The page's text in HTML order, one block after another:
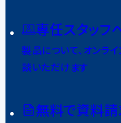
専任スタッフ
製品について、オンラ
談いただけます
無料で資料